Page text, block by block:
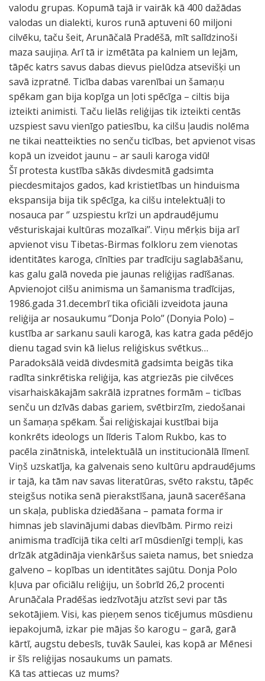
valodu grupas. Kopumā tajā ir vairāk kā 400 dažādas
valodas un dialekti, kuros runā aptuveni 60 miljoni
cilvēku, taču šeit, Arunāčalā Pradēšā, mīt salīdzinoši
maza saujiņa. Arī tā ir izmētāta pa kalniem un lejām,
tāpēc katrs savus dabas dievus pielūdza atsevišķi un
savā izpratnē. Ticība dabas varenībai un šamaņu
spēkam gan bija kopīga un ļoti spēcīga – ciltis bija
izteikti animisti. Taču lielās reliģijas tik izteikti centās
uzspiest savu vienīgo patiesību, ka cilšu ļaudis nolēma
ne tikai neatteikties no senču ticības, bet apvienot visas
kopā un izveidot jaunu – ar sauli karoga vidū!
Šī protesta kustība sākās divdesmitā gadsimta
piecdesmitajos gados, kad kristietības un hinduisma
ekspansija bija tik spēcīga, ka cilšu intelektuāļi to
nosauca par ‘’ uzspiestu krīzi un apdraudējumu
vēsturiskajai kultūras mozaīkai’’. Viņu mērķis bija arī
apvienot visu Tibetas-Birmas folkloru zem vienotas
identitātes karoga, cīnīties par tradīciju saglabāšanu,
kas galu galā noveda pie jaunas reliģijas radīšanas.
Apvienojot cilšu animisma un šamanisma tradīcijas,
1986.gada 31.decembrī tika oficiāli izveidota jauna
reliģija ar nosaukumu ‘’Donja Polo’’ (Donyia Polo) –
kustība ar sarkanu sauli karogā, kas katra gada pēdējo
dienu tagad svin kā lielus reliģiskus svētkus…
Paradoksālā veidā divdesmitā gadsimta beigās tika
radīta sinkrētiska reliģija, kas atgriezās pie cilvēces
visarhaiskākajām sakrālā izpratnes formām – ticības
senču un dzīvās dabas gariem, svētbirzīm, ziedošanai
un šamaņa spēkam. Šai reliģiskajai kustībai bija
konkrēts ideologs un līderis Talom Rukbo, kas to
pacēla zinātniskā, intelektuālā un institucionālā līmenī.
Viņš uzskatīja, ka galvenais seno kultūru apdraudējums
ir tajā, ka tām nav savas literatūras, svēto rakstu, tāpēc
steigšus notika senā pierakstīšana, jaunā sacerēšana
un skaļa, publiska dziedāšana – pamata forma ir
himnas jeb slavinājumi dabas dievībām. Pirmo reizi
animisma tradīcijā tika celti arī mūsdienīgi tempļi, kas
drīzāk atgādināja vienkāršus saieta namus, bet sniedza
galveno – kopības un identitātes sajūtu. Donja Polo
kļuva par oficiālu reliģiju, un šobrīd 26,2 procenti
Arunāčala Pradēšas iedzīvotāju atzīst sevi par tās
sekotājiem. Visi, kas pieņem senos ticējumus mūsdienu
iepakojumā, izkar pie mājas šo karogu – garā, garā
kārtī, augstu debesīs, tuvāk Saulei, kas kopā ar Mēnesi
ir šīs reliģijas nosaukums un pamats.
Kā tas attiecas uz mums?